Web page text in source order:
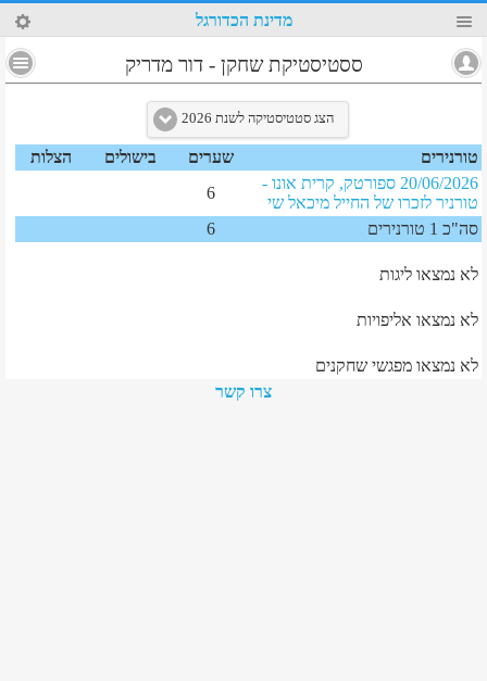
9 מדינת הכדורגל
ססטיסטיקת שחקן -דור מדריק
הצג סטטיסטיקה לשנת 2026
טורנירים שערים בישולים
הצלות
20/06/2026 ספורטק, קרית אונו -
טורניר לזכרו של החייל מיכאל שי
6
סה"כ 1 טורנירים
6
לא נמצאו ליגות
לא נמצאו אליפויות
לא נמצאו מפגשי שחקנים
צרו קשר
4